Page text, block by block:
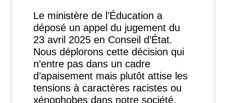
Le ministère de l’Éducation a
déposé un appel du jugement du
23 avril 2025 en Conseil d’État.
Nous déplorons cette décision qui
n’entre pas dans un cadre
d’apaisement mais plutôt attise les
tensions à caractères racistes ou
xénophobes dans notre société,